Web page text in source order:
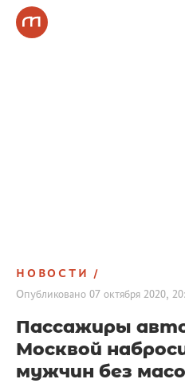
НОВОСТИ
Опубликовано 07 октября 2020,
Пассажиры
Москвой
мужчин без